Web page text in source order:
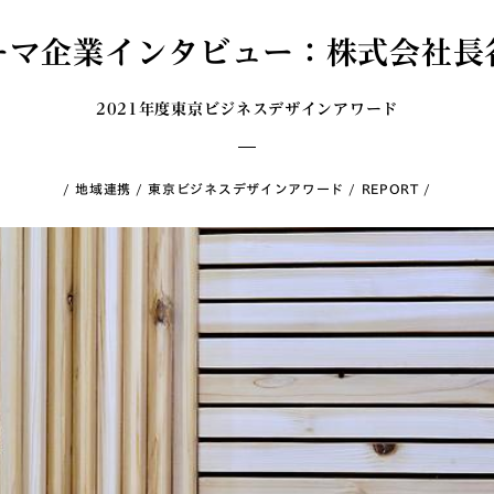
マ企業インタビュー：株式会社長
2021年度東京ビジネスデザインアワード
地域連携 東京ビジネスデザインアワード REPORT